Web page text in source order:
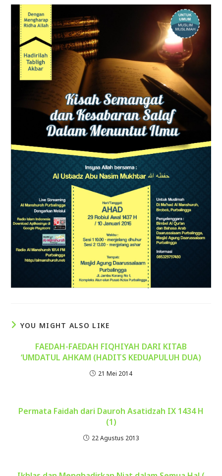
YOU MIGHT ALSO LIKE
FAEDAH-FAEDAH FIQHIYAH DARI KITAB
‘UMDATUL AHKAM (HADITS KEDUAPULUH DUA)
21 Mei 2014
Permata Faidah dari Dauroh Asatidzah IX 1434 H
(1)
22 Agustus 2013